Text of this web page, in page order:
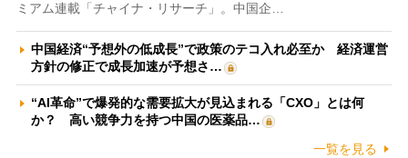
ミアム連載「チャイナ・リサーチ」。中国企…
中国経済“予想外の低成長”で政策のテコ入れ必至か 経済運営
方針の修正で成長加速が予想さ…
“AI革命”で爆発的な需要拡大が見込まれる「CXO」とは何
か？ 高い競争力を持つ中国の医薬品…
一覧を見る